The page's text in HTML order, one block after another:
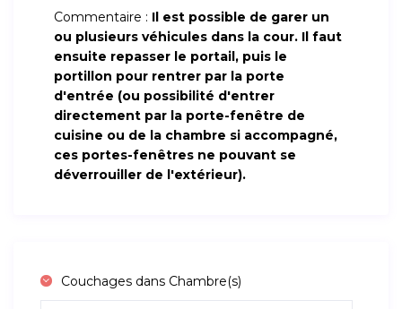
Commentaire : Il est possible de garer un
ou plusieurs véhicules dans la cour. Il faut
ensuite repasser le portail, puis le
portillon pour rentrer par la porte
d'entrée (ou possibilité d'entrer
directement par la porte-fenêtre de
cuisine ou de la chambre si accompagné,
ces portes-fenêtres ne pouvant se
déverrouiller de l'extérieur).
Couchages dans Chambre(s)